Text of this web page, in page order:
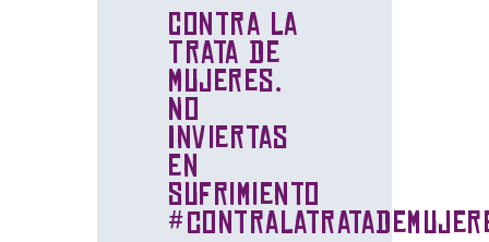
Contra la
Trata de
Mujeres.
No
Inviertas
en
Sufrimiento